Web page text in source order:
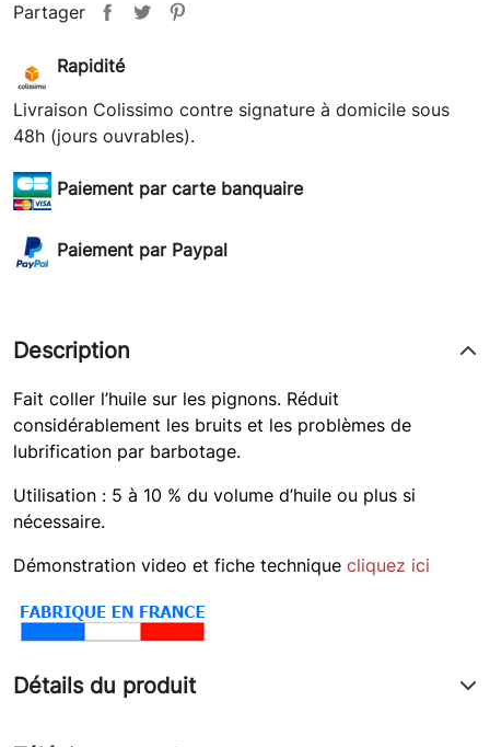
Partager
Rapidité
Livraison Colissimo contre signature à domicile sous
48h (jours ouvrables).
Paiement par carte banquaire
Paiement par Paypal
Description
Fait coller l’huile sur les pignons. Réduit
considérablement les bruits et les problèmes de
lubrification par barbotage.
Utilisation : 5 à 10 % du volume d’huile ou plus si
nécessaire.
Démonstration video et fiche technique cliquez ici
Détails du produit